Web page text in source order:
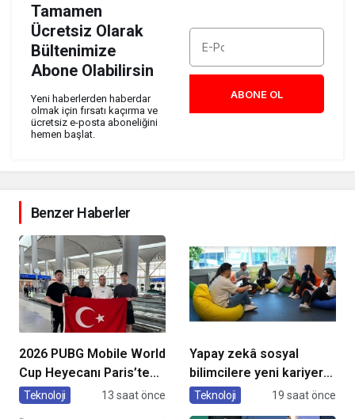
Tamamen
Ücretsiz Olarak
Bültenimize
Abone Olabilirsin
Yeni haberlerden haberdar
olmak için fırsatı kaçırma ve
ücretsiz e-posta aboneliğini
hemen başlat.
ABONE OL
Benzer Haberler
2026 PUBG Mobile World
Cup Heyecanı Paris’te
Başlıyor
Teknoloji 13 saat önce
Yapay zekâ sosyal
bilimcilere yeni kariyer
kapıları açıyor!
Teknoloji 19 saat önce